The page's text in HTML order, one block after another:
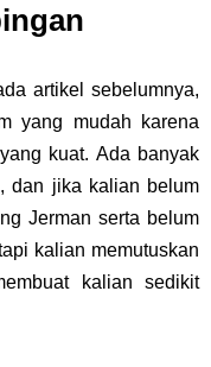
artikel sebelumnya,
yang mudah karena
kuat. Ada banyak
dan jika kalian belum
Jerman serta belum
kalian memutuskan
kalian sedikit